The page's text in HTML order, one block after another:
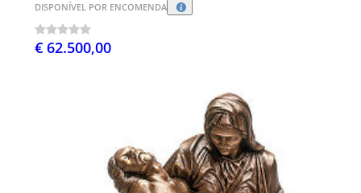
DISPONÍVEL POR ENCOMENDA
€ 62.500,00